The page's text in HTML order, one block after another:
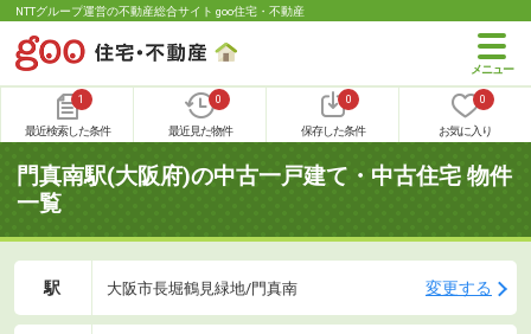
NTTグループ運営の不動産総合サイト goo住宅・不動産
1
最近検索した条件
0
最近見た物件
0
保存した条件
0
お気に入り
門真南駅(大阪府)の中古一戸建て・中古住宅 物件
一覧
駅 大阪市長堀鶴見緑地/門真南 変更する